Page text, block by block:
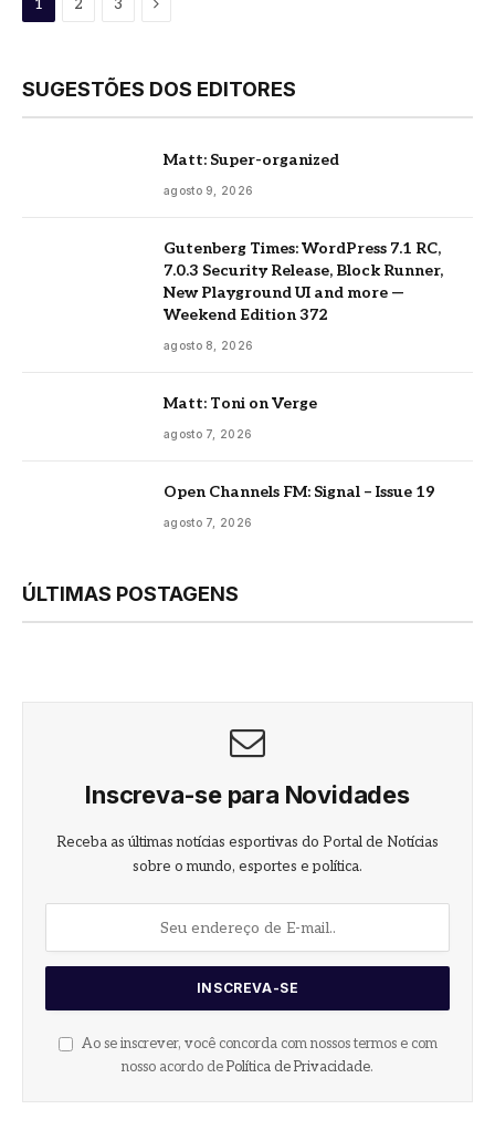
1 2 3
SUGESTÕES DOS EDITORES
Matt: Super-organized
agosto 9, 2026
Gutenberg Times: WordPress 7.1 RC,
7.0.3 Security Release, Block Runner,
New Playground UI and more —
Weekend Edition 372
agosto 8, 2026
Matt: Toni on Verge
agosto 7, 2026
Open Channels FM: Signal – Issue 19
agosto 7, 2026
ÚLTIMAS POSTAGENS
Inscreva-se para Novidades
Receba as últimas notícias esportivas do Portal de Notícias
sobre o mundo, esportes e política.
Ao se inscrever, você concorda com nossos termos e com
nosso acordo de Política de Privacidade.